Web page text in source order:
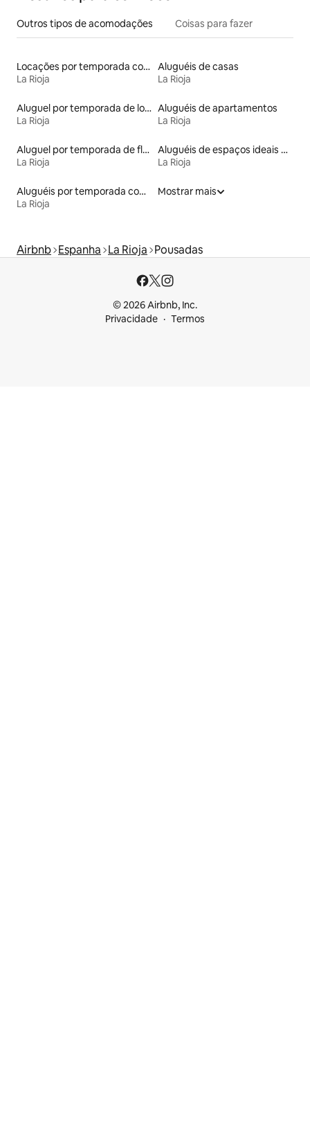
Outros tipos de acomodações Coisas para fazer
Locações por temporada com piscina
La Rioja
Aluguéis de casas
La Rioja
Aluguel por temporada de lofts
La Rioja
Aluguéis de apartamentos
La Rioja
Aluguel por temporada de flats
La Rioja
Aluguéis de espaços ideais para famílias
La Rioja
Aluguéis por temporada com café da manhã
La Rioja
Mostrar mais
Airbnb Espanha La Rioja Pousadas
© 2026 Airbnb, Inc.
Privacidade
Termos